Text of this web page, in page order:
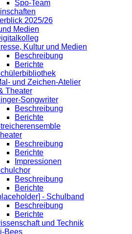
Spo-Team
2025/26
Medien
Kultur und Medien
Beschreibung
Berichte
und Zeichen-Atelier
Theater
Songwriter
Beschreibung
Berichte
Beschreibung
Berichte
Impressionen
Beschreibung
Berichte
- Schulband
Beschreibung
Berichte
und Technik
Bees